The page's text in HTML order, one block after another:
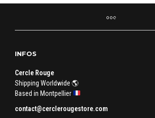
INFOS
Cercle Rouge
Shipping Worldwide 🌎
Based in Montpellier
contact@cerclerougestore.com